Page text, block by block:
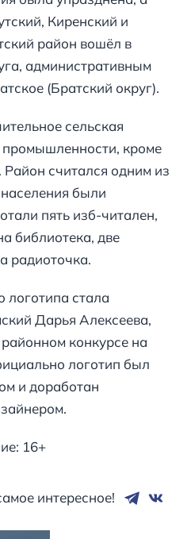
Киренский и
район вошёл в
административным
(Братский округ).
сельская
промышленности, кроме
Район считался одним из
были
пять изб-читален,
библиотека, две
радиоточка.
логотипа стала
Дарья Алексеева,
конкурсе на
логотип был
и доработан
16+
интересное!